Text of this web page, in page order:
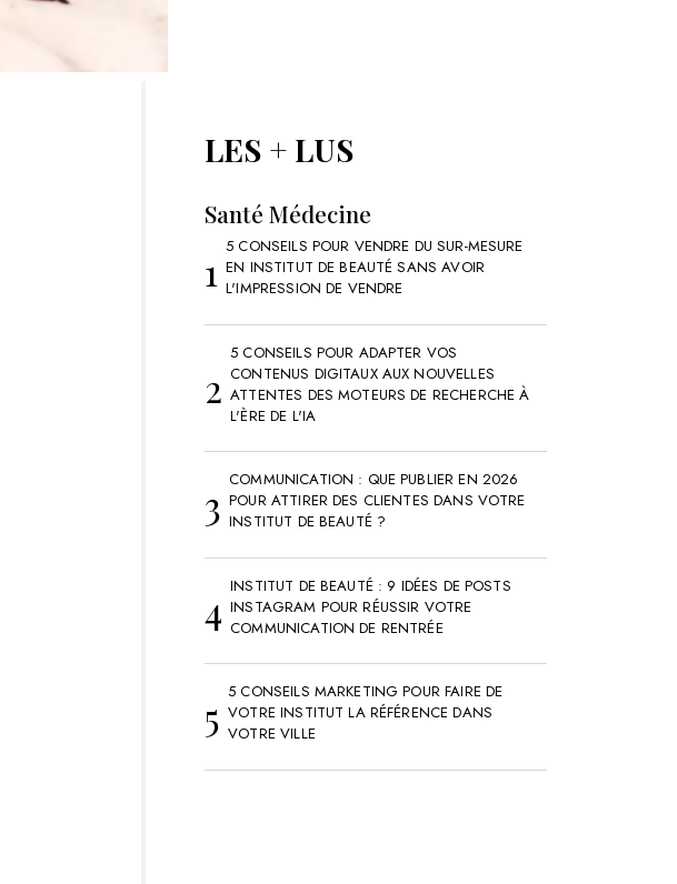
LES + LUS
Santé Médecine
5 CONSEILS POUR VENDRE DU SUR-MESURE
EN INSTITUT DE BEAUTÉ SANS AVOIR
L'IMPRESSION DE VENDRE
5 CONSEILS POUR ADAPTER VOS
CONTENUS DIGITAUX AUX NOUVELLES
ATTENTES DES MOTEURS DE RECHERCHE À
L'ÈRE DE L'IA
COMMUNICATION : QUE PUBLIER EN 2026
POUR ATTIRER DES CLIENTES DANS VOTRE
INSTITUT DE BEAUTÉ ?
INSTITUT DE BEAUTÉ : 9 IDÉES DE POSTS
INSTAGRAM POUR RÉUSSIR VOTRE
COMMUNICATION DE RENTRÉE
5 CONSEILS MARKETING POUR FAIRE DE
VOTRE INSTITUT LA RÉFÉRENCE DANS
VOTRE VILLE